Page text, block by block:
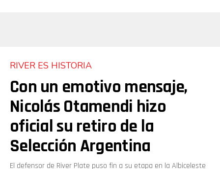
RIVER ES HISTORIA
Con un emotivo mensaje,
Nicolás Otamendi hizo
oficial su retiro de la
Selección Argentina
El defensor de River Plate puso fin a su etapa en la Albiceleste